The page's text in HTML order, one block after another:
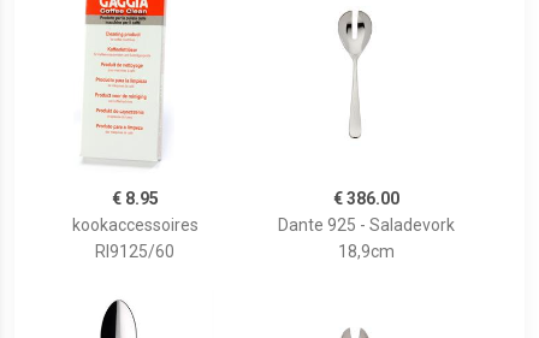
€ 8.95
kookaccessoires
RI9125/60
€ 386.00
Dante 925 - Saladevork
18,9cm